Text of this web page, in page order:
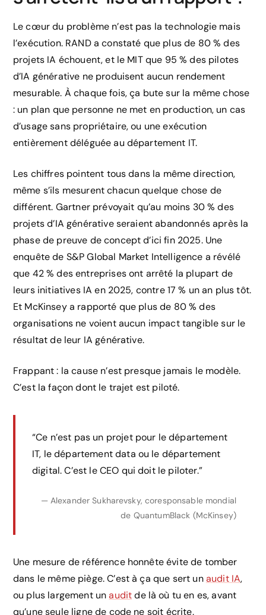
Le cœur du problème n’est pas la technologie mais
l’exécution. RAND a constaté que plus de 80 % des
projets IA échouent, et le MIT que 95 % des pilotes
d’IA générative ne produisent aucun rendement
mesurable. À chaque fois, ça bute sur la même chose
: un plan que personne ne met en production, un cas
d’usage sans propriétaire, ou une exécution
entièrement déléguée au département IT.
Les chiffres pointent tous dans la même direction,
même s’ils mesurent chacun quelque chose de
différent. Gartner prévoyait qu’au moins 30 % des
projets d’IA générative seraient abandonnés après la
phase de preuve de concept d’ici fin 2025. Une
enquête de S&P Global Market Intelligence a révélé
que 42 % des entreprises ont arrêté la plupart de
leurs initiatives IA en 2025, contre 17 % un an plus tôt.
Et McKinsey a rapporté que plus de 80 % des
organisations ne voient aucun impact tangible sur le
résultat de leur IA générative.
Frappant : la cause n’est presque jamais le modèle.
C’est la façon dont le trajet est piloté.
“Ce n’est pas un projet pour le département
IT, le département data ou le département
digital. C’est le CEO qui doit le piloter.”
— Alexander Sukharevsky, coresponsable mondial
de QuantumBlack (McKinsey)
Une mesure de référence honnête évite de tomber
dans le même piège. C’est à ça que sert unaudit IA,
ou plus largement unauditde là où tu en es, avant
qu’une seule ligne de code ne soit écrite.